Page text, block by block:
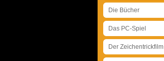
Die Bücher
Das PC-Spiel
Der Zeichentrickfilm